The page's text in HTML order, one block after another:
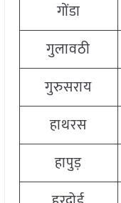
गोंडा
गुलावठी
गुरुसराय
हाथरस
हापुड़